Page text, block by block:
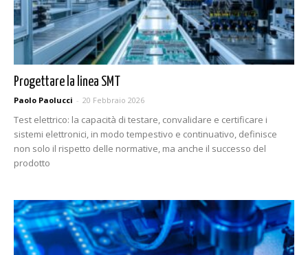
Progettare la linea SMT
Paolo Paolucci - 20 Febbraio 2026
Test elettrico: la capacità di testare, convalidare e certificare i
sistemi elettronici, in modo tempestivo e continuativo, definisce
non solo il rispetto delle normative, ma anche il successo del
prodotto